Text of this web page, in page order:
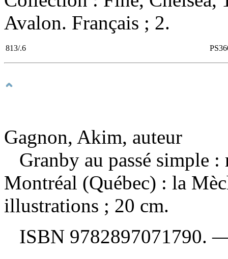
Avalon. Français ; 2.
813/.6
Gagnon, Akim, auteur
Granby au passé simple
Montréal (Québec) : la
illustrations ; 20 cm.
ISBN 9782897071790.